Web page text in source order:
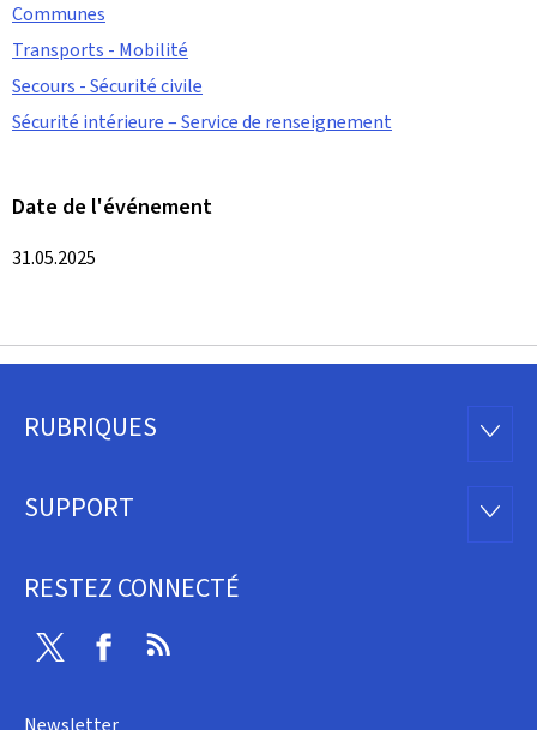
Communes
Transports - Mobilité
Secours - Sécurité civile
Sécurité intérieure – Service de renseignement
Date de l'événement
31.05.2025
Pied
page
RUBRIQUES
SUPPORT
RESTEZ CONNECTÉ
Twitter Facebook
Newsletter